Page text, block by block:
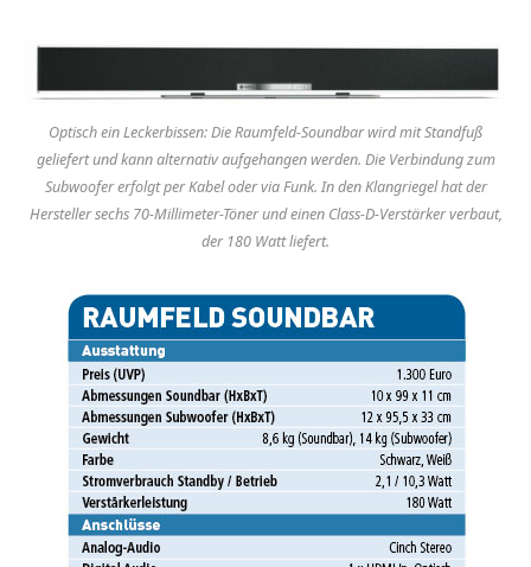
Optisch ein Leckerbissen: Die Raumfeld-Soundbar wird mit Standfuß
geliefert und kann alternativ aufgehangen werden. Die Verbindung zum
Subwoofer erfolgt per Kabel oder via Funk. In den Klangriegel hat der
Hersteller sechs 70-Millimeter-Töner und einen Class-D-Verstärker verbaut,
der 180 Watt liefert.